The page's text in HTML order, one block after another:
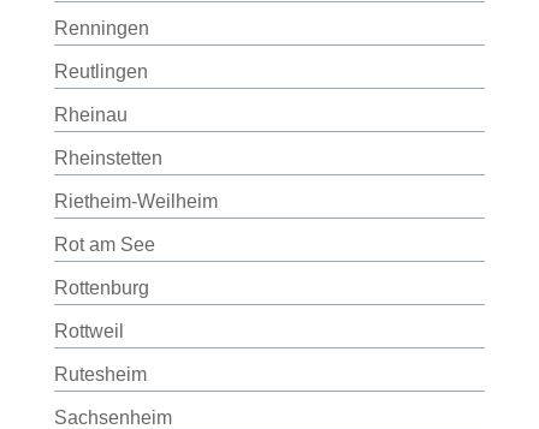
Renningen
Reutlingen
Rheinau
Rheinstetten
Rietheim-Weilheim
Rot am See
Rottenburg
Rottweil
Rutesheim
Sachsenheim